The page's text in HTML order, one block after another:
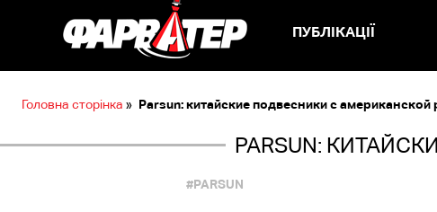
ПУБЛІКАЦІЇ
Головна сторінка » Parsun: китайские подвесники с
PARSUN:
#PARSUN